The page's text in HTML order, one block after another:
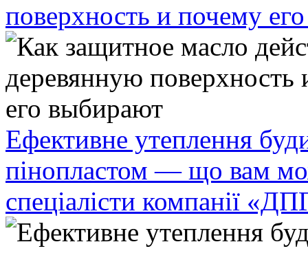
поверхность и почему
Ефективне утеплення
пінопластом — що вам
спеціалісти компанії